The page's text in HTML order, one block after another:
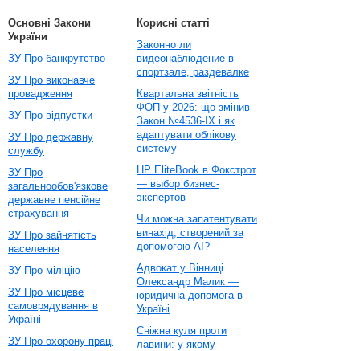
Основні Закони
України
ЗУ Про банкрутство
ЗУ Про виконавче
провадження
ЗУ Про відпустки
ЗУ Про державну
службу
ЗУ Про
загальнообов'язкове
державне пенсійне
страхування
ЗУ Про зайнятість
населення
ЗУ Про міліцію
ЗУ Про місцеве
самоврядування в
Україні
ЗУ Про охорону праці
Корисні статті
Законно ли
видеонаблюдение в
спортзале, раздевалке
Квартальна звітність
ФОП у 2026: що змінив
Закон №4536-IX і як
адаптувати облікову
систему
HP EliteBook в Фокстрот
— выбор бизнес-
экспертов
Чи можна запатентувати
винахід, створений за
допомогою AI?
Адвокат у Вінниці
Олександр Малик —
юридична допомога в
Україні
Сніжна куля проти
лавини: у якому